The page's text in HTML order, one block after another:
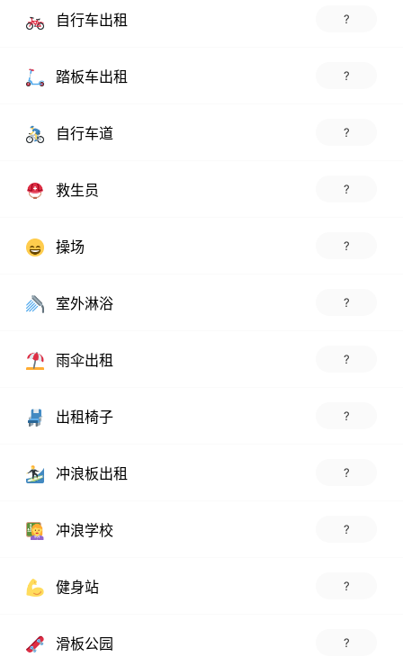
自行车出租 ?
踏板车出租 ?
自行车道 ?
救生员 ?
操场 ?
室外淋浴 ?
雨伞出租 ?
出租椅子 ?
冲浪板出租 ?
冲浪学校 ?
健身站 ?
滑板公园 ?